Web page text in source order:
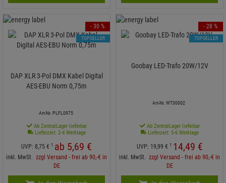
DAP XLR 3-Pol DMX Kabel Digital
AES-EBU Norm 0,75m
Art-Nr. PLFL0975
Ab ZentralLager lieferbar
Lieferzeit: 2-4 Werktage
UVP: 8,75 € 1 ab 5,69 €
inkl. MwSt. zzgl Versand - frei ab 90,-€ in
DE
- 30 %
TOPSELLER
Goobay LED-Trafo 20W/12V
Art-Nr. WT30002
Ab ZentralLager lieferbar
Lieferzeit: 5-6 Werktage
UVP: 19,99 € 1 14,49 €
inkl. MwSt. zzgl Versand - frei ab 90,-€ in
DE
- 28 %
TOPSELLER